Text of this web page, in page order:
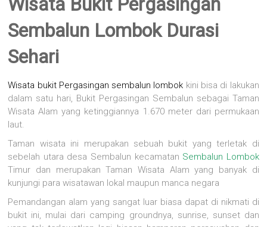
Sembalun Lombok Durasi
Sehari
Wisata bukit Pergasingan sembalun lombok kini bisa di lakukan
dalam satu hari, Bukit Pergasingan Sembalun sebagai Taman
Wisata Alam yang ketinggiannya 1.670 meter dari permukaan
laut.
Taman wisata ini merupakan sebuah bukit yang terletak di
sebelah utara desa Sembalun kecamatan Sembalun Lombok
Timur dan merupakan Taman Wisata Alam yang banyak di
kunjungi para wisatawan lokal maupun manca negara
Pemandangan alam yang sangat luar biasa dapat di nikmati di
bukit ini, mulai dari camping groundnya, sunrise, sunset dan